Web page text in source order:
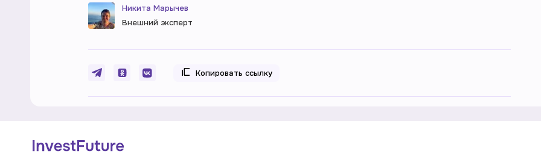
Никита Марычев
Внешний эксперт
Копировать ссылку